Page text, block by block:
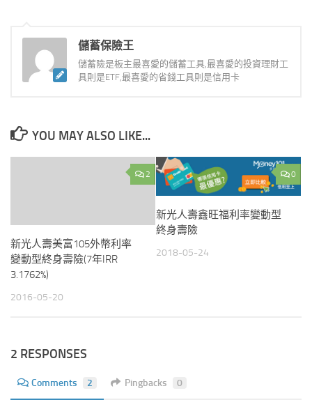
儲蓄保險王
儲蓄險是板主最喜愛的儲蓄工具,最喜愛的投資理財工
具則是ETF,最喜愛的省錢工具則是信用卡
YOU MAY ALSO LIKE...
2
新光人壽美富105外幣利率
變動型終身壽險(7年IRR
3.1762%)
2016-05-20
0
新光人壽鑫旺福利率變動型
終身壽險
2018-05-24
2 RESPONSES
Comments 2 Pingbacks 0